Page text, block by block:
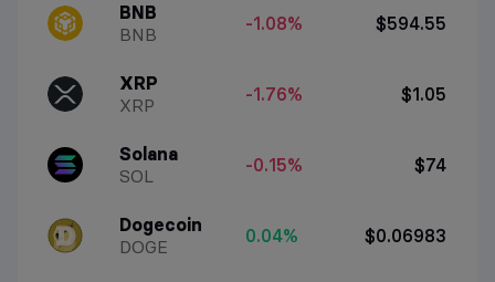
BNB
BNB
-1.08% $594.55
XRP
XRP
-1.76% $1.05
Solana
SOL
-0.15% $74
Dogecoin
DOGE
0.04% $0.06983